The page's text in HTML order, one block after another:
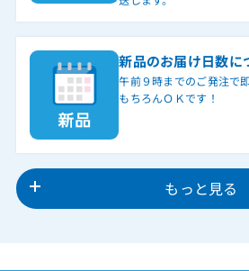
新品のお届け日数に
午前９時までのご発注で
もちろんＯＫです！
もっと見る